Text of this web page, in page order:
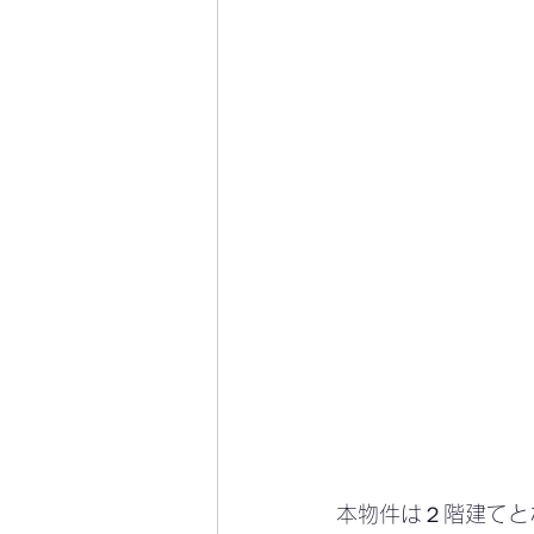
本物件は２階建てと